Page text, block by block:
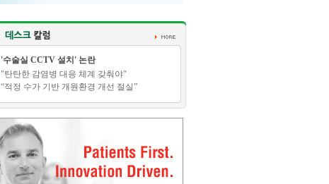
'수술실 CCTV 설치' 논란
"탄탄한 감염병 대응 체계 갖춰야"
“적정 수가 기반 개원환경 개선 절실”